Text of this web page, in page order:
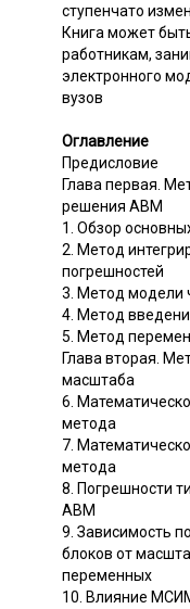
ступенчато
Книга может
работникам,
электронного
вузов
Оглавление
Предисловие
Глава первая.
решения АВМ
1. Обзор
2. Метод
погрешностей
3. Метод модели
4. Метод
5. Метод
Глава вторая.
масштаба
6.
метода
7.
метода
8. Погрешности
АВМ
9. Зависимость
блоков от
переменных
10. Влияние